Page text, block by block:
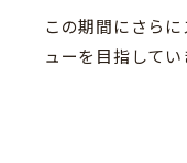
この期間にさら
ューを目指して